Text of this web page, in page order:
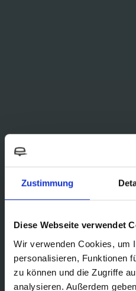
Zustimmung
Diese Webseite verwendet
Wir verwenden Cookies, um
personalisieren, Funktionen
zu können und die Zugriffe
analysieren. Außerdem